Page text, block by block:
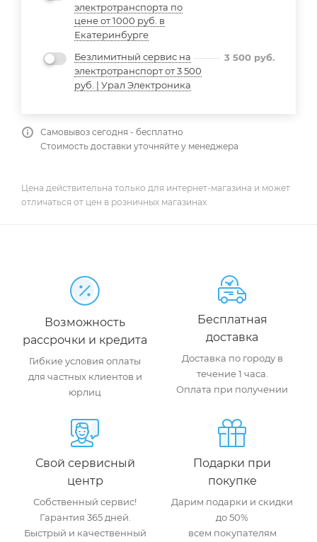
электротранспорта по
цене от 1000 руб. в
Екатеринбурге
Безлимитный сервис на
электротранспорт от 3 500
руб. | Урал Электроника
3 500 руб.
Самовывоз сегодня - бесплатно
Стоимость доставки уточняйте у менеджера
Цена действительна только для интернет-магазина и может
отличаться от цен в розничных магазинах
Возможность
рассрочки и кредита
Гибкие условия оплаты
для частных клиентов и
юрлиц
Бесплатная
доставка
Доставка по городу в
течение 1 часа.
Оплата при получении
Свой сервисный
центр
Собственный сервис!
Гарантия 365 дней.
Быстрый и качественный
Подарки при
покупке
Дарим подарки и скидки
до 50%
всем покупателям